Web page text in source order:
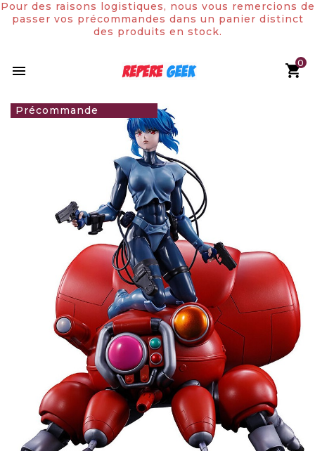

Pour des raisons logistiques, nous vous remercions de
passer vos précommandes dans un panier distinct
des produits en stock.
0